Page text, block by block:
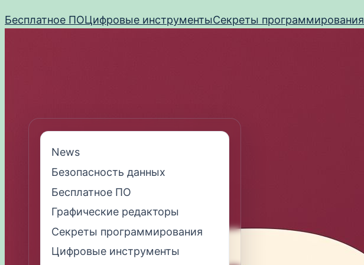
к
Бесплатное ПОЦифровые инструментыСекреты программирования
News
Безопасность данных
Бесплатное ПО
Графические редакторы
Секреты программирования
Цифровые инструменты